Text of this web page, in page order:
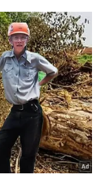
ಕಲಿಯೋದಿದೆ ಅಪಾರ.
ಸುದ್ದಿಯೇ ನನ್ನ